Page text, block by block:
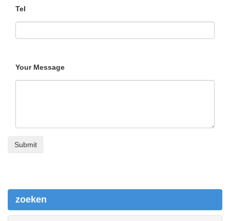
Tel
Your Message
zoeken